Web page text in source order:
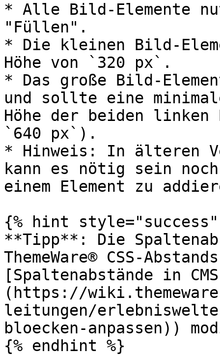
* Alle Bild-Elemente
"Füllen".
* Die kleinen Bild-
Höhe von `320 px`.
* Das große Bild-
und sollte eine
Höhe der beiden linken
`640 px`).
* Hinweis: In älteren
kann es nötig sein
einem Element zu
{% hint style="success"
**Tipp**: Die
ThemeWare® CSS-
[Spaltenabstände in
(https://
leitungen/
bloecken-anpassen))
{% endhint %}